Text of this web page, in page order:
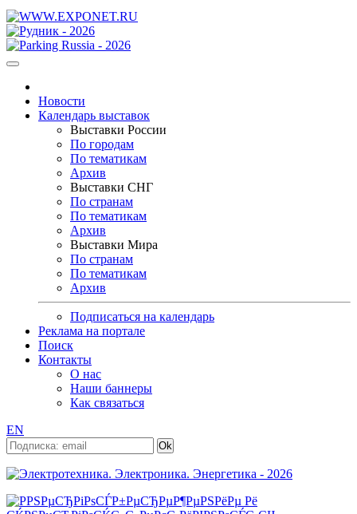
Новости
Календарь выставок
Выставки России
По городам
По тематикам
Архив
Выставки СНГ
По странам
По тематикам
Архив
Выставки Мира
По странам
По тематикам
Архив
Подписаться на календарь
Реклама на портале
Поиск
Контакты
О нас
Наши баннеры
Как связаться
EN